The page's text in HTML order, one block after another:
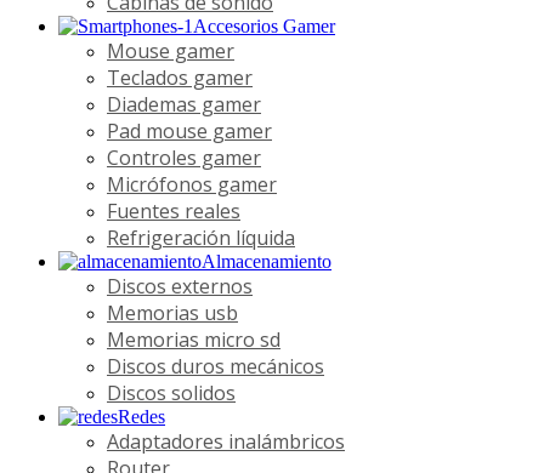
Accesorios Gamer
Mouse gamer
Teclados gamer
Diademas gamer
Pad mouse gamer
Controles gamer
Micrófonos gamer
Fuentes reales
Refrigeración líquida
Almacenamiento
Discos externos
Memorias usb
Memorias micro sd
Discos duros mecánicos
Discos solidos
Redes
Adaptadores inalámbricos